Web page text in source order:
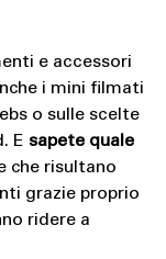
e accessori
i mini filmati
o sulle scelte
E sapete quale
che risultano
grazie proprio
ridere a